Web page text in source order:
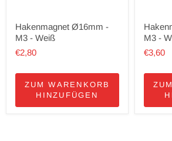
Hakenmagnet Ø16mm -
M3 - Weiß
€2,80
ZUM WARENKORB
HINZUFÜGEN
M3 -
€3,60